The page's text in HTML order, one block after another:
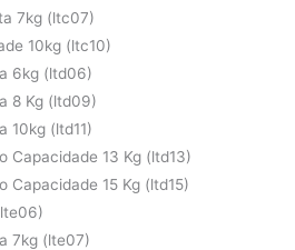
7kg (ltc07)
10kg (ltc10)
6kg (ltd06)
8 Kg (ltd09)
10kg (ltd11)
Capacidade 13 Kg (ltd13)
Capacidade 15 Kg (ltd15)
7kg (lte07)